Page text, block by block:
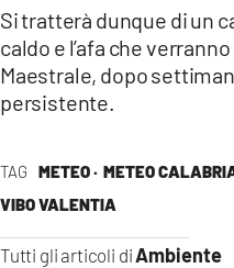
TAG METEO · METEO
VIBO VALENTIA
Tutti gli articoli diAmbiente
Si tratterà dunque di un
caldo e l’afa che
Maestrale, dopo
persistente.